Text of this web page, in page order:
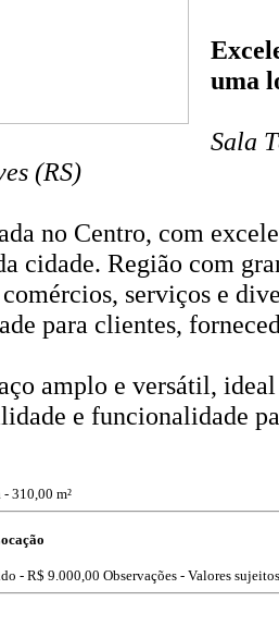
uma
Sala
(RS)
no Centro, com
cidade. Região com
serviços e
para clientes,
amplo e versátil,
e funcionalidade
310,00 m²
- R$ 9.000,00 Observações - Valores